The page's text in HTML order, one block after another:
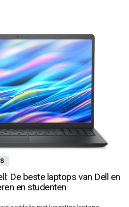
De beste laptops van Dell en
en studenten